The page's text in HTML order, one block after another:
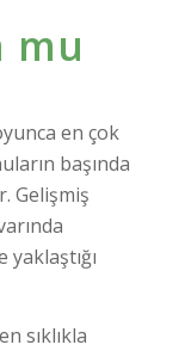
mu
en çok
başında
Gelişmiş
sıklıkla